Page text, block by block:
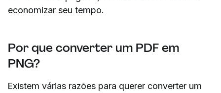
economizar seu tempo.
Por que converter um PDF em
PNG?
Existem várias razões para querer converter um